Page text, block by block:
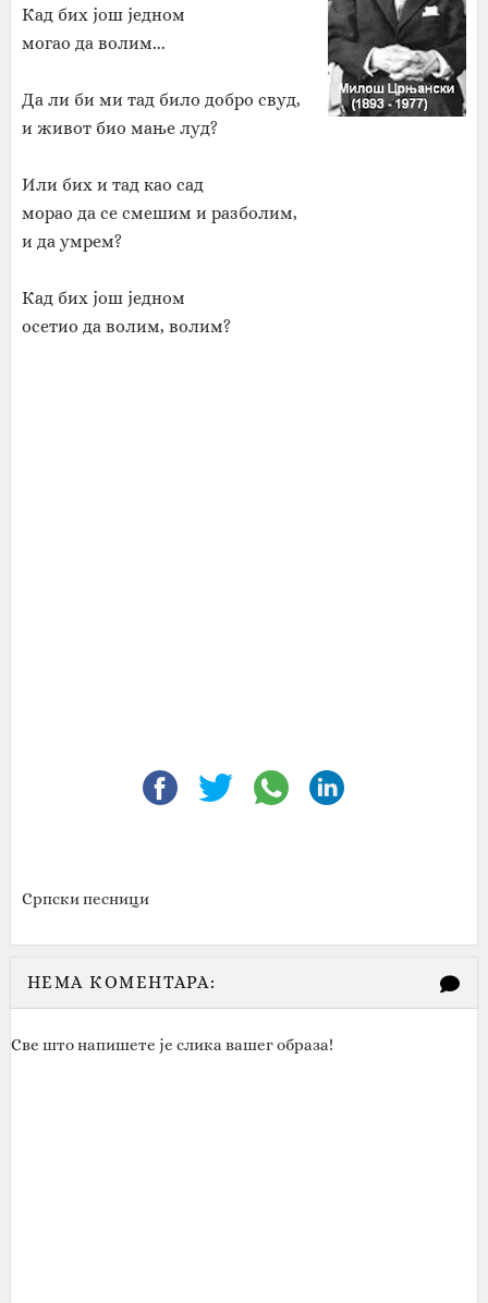
Кад бих још једном
могао да волим...
Да ли би ми тад било добро свуд,
и живот био мање луд?
Или бих и тад као сад
морао да се смешим и разболим,
и да умрем?
Кад бих још једном
осетио да волим, волим?
Српски песници
НЕМА КОМЕНТАРА:
Све што напишете је слика вашег образа!